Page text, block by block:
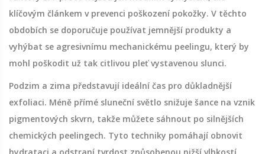
klíčovým článkem v prevenci poškození pokožky. V těchto
obdobích se doporučuje používat jemnější produkty a
vyhýbat se agresivnímu mechanickému peelingu, který by
mohl poškodit už tak citlivou pleť vystavenou slunci.
Podzim a zima představují ideální čas pro důkladnější
exfoliaci. Méně přímé sluneční světlo snižuje šance na vznik
pigmentových skvrn, takže můžete sáhnout po silnějších
chemických peelingech. Tyto techniky pomáhají obnovit